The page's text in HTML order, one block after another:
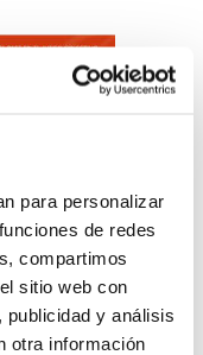
para personalizar
de redes
compartimos
sitio web con
y análisis
otra información
formativa del
ens esperen